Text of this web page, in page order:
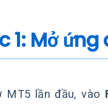
1: Mở
MT5 lần đầu, vào